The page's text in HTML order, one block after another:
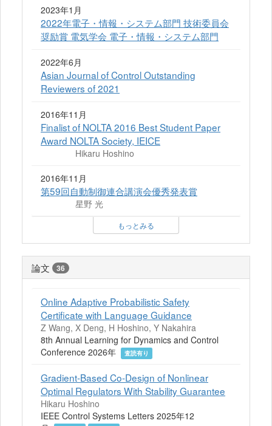
2023年1月
2022年電子・情報・システム部門 技術委員会
奨励賞 電気学会 電子・情報・システム部門
2022年6月
Asian Journal of Control Outstanding
Reviewers of 2021
2016年11月
Finalist of NOLTA 2016 Best Student Paper
Award NOLTA Society, IEICE
Hikaru Hoshino
2016年11月
第59回自動制御連合講演会優秀発表賞
星野 光
もっとみる
論文 36
Online Adaptive Probabilistic Safety
Certificate with Language Guidance
Z Wang, X Deng, H Hoshino, Y Nakahira
8th Annual Learning for Dynamics and Control
Conference 2026年
査読有り
Gradient-Based Co-Design of Nonlinear
Optimal Regulators With Stability Guarantee
Hikaru Hoshino
IEEE Control Systems Letters 2025年12